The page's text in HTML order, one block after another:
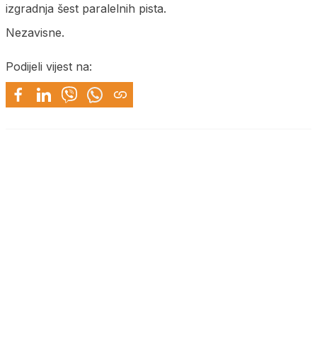
izgradnja šest paralelnih pista.
Nezavisne.
Podijeli vijest na: